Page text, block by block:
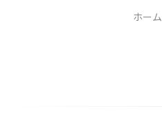
ホーム